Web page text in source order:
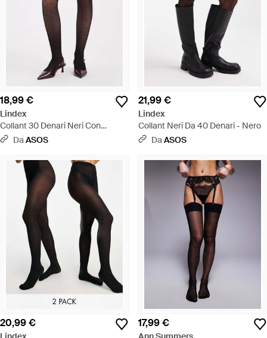
18,99 €
Lindex
Collant 30 Denari Neri Con
Stampa A Cuori - Nero
DaASOS
21,99 €
Lindex
Collant Neri Da 40 Denari - Nero
DaASOS
20,99 € 17,99 €